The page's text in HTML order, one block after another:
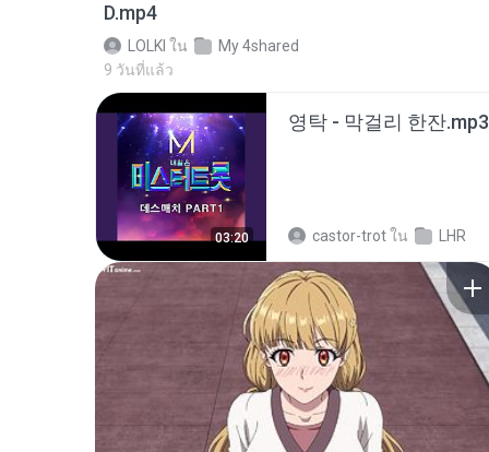
D.mp4
LOLKI ใน
My 4shared
9 วันที่แล้ว
03:20
영탁 - 막걸리 한잔.mp3
castor-trotใน LHR